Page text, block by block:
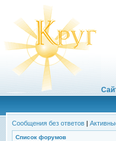
Сообщения без ответов |
Список форумов